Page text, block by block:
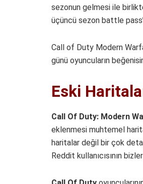
sezonun gelmesi ile
üçüncü sezon battle
Call of Duty Modern
günü oyuncuların
Eski
Call Of Duty: Modern
eklenmesi muhtemel
haritalar değil bir çok
Reddit kullanıcısının